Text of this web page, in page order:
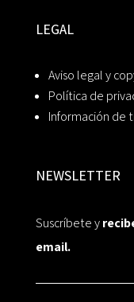
LEGAL
Aviso legal y
Política de
Información de
NEWSLETTER
Suscríbete y
email.